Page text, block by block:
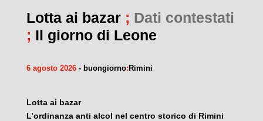
Lotta ai bazar; Dati contestati
; Il giorno di Leone
6 agosto 2026- buongiorno: Rimini
Lotta ai bazar
L’ordinanza anti alcol nel centro storico di Rimini